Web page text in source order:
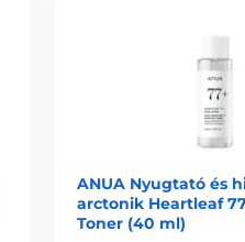
ANUA Nyugtató és
arctonik Heartleaf
Toner (40 ml)